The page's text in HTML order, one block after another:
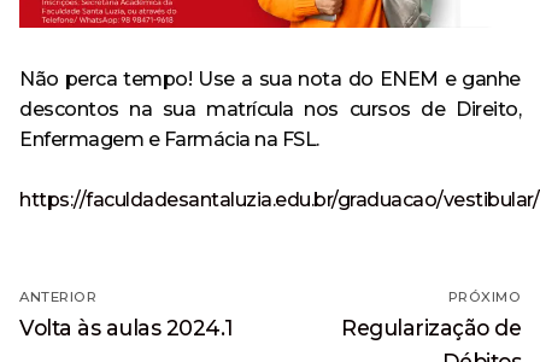
Política de Privacidade
Monitoria
Calendário Acadêmico
Acervo
Revistas e Periódicos
Estrutura física
Repositório Institucional
Ouvidoria
Outras ferramentas de pesquisa
Minha Biblioteca
Pesquisa
Revista Risa
Trabalhe Conosco
Curso de Extensão
Egressos
Notícia
Tecnologia em Processos Gerenciais – Tecnólogo
Não perca tempo! Use a sua nota do ENEM e ganhe
descontos na sua matrícula nos cursos de Direito,
Enfermagem e Farmácia na FSL.
https://faculdadesantaluzia.edu.br/graduacao/vestibular/
Navegação
de
ANTERIOR
Post
Volta às aulas 2024.1
PRÓXIMO
Próximo
Regularização de